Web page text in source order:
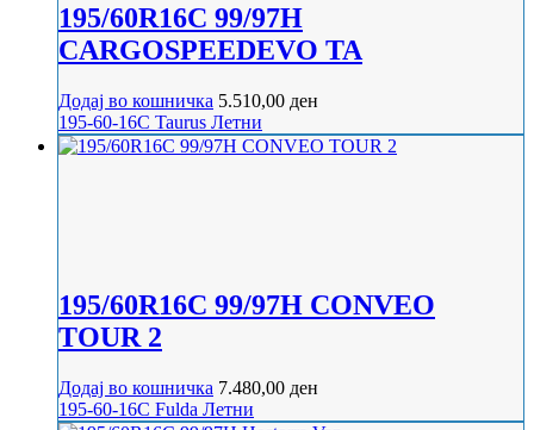
195/60R16C 99/97H
CARGOSPEEDEVO TA
Додај во кошничка 5.510,00 ден
195-60-16C Taurus Летни
195/60R16C 99/97H CONVEO
TOUR 2
Додај во кошничка 7.480,00 ден
195-60-16C Fulda Летни